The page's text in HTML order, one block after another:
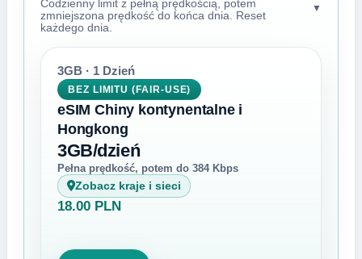
Codzienny limit z pełną prędkością, potem
zmniejszona prędkość do końca dnia. Reset
każdego dnia.
▼
3GB · 1 Dzień
BEZ LIMITU (FAIR-USE)
eSIM Chiny kontynentalne i
Hongkong
3GB/dzień
Pełna prędkość, potem do 384 Kbps
Zobacz kraje i sieci
18.00 PLN